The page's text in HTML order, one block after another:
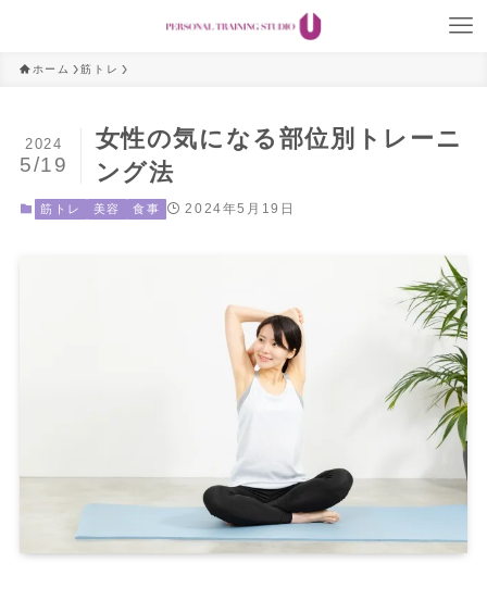
ホーム 筋トレ
女性の気になる部位別トレーニ
ング法
2024
5/19
筋トレ 美容 食事 2024年5月19日